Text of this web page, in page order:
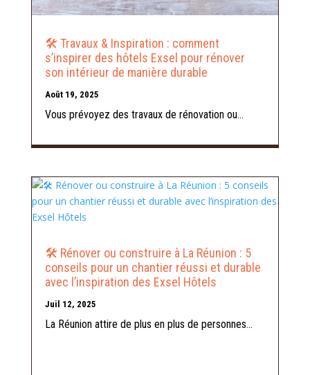
🛠️ Travaux & Inspiration : comment
s’inspirer des hôtels Exsel pour rénover
son intérieur de manière durable
Août 19, 2025
Vous prévoyez des travaux de rénovation ou...
🛠️ Rénover ou construire à La Réunion : 5
conseils pour un chantier réussi et durable
avec l’inspiration des Exsel Hôtels
Juil 12, 2025
La Réunion attire de plus en plus de personnes...